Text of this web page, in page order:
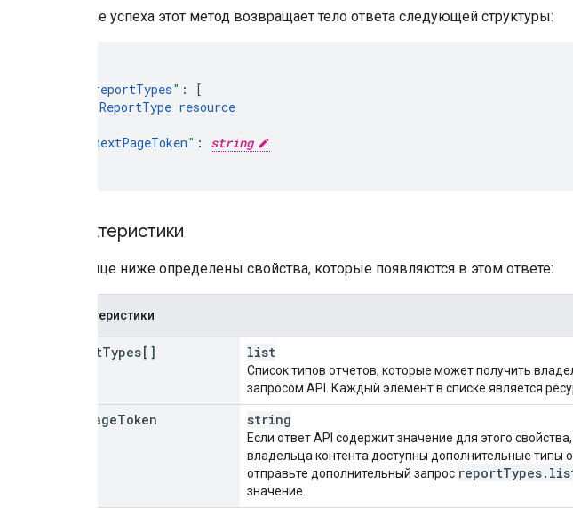
В случае успеха этот метод возвращает тело ответа следующей структуры:
reportTypes" :
[
ReportType resource
nextPageToken" :
string
Характеристики
В таблице ниже определены свойства, которые появляются в этом ответе:
Характеристики
reportTypes[] list
Список типов отчетов, которые может получить
запросом API. Каждый элемент в списке является
PageToken string
Если ответ API содержит значение для этого
владельца контента доступны дополнительные типы
отправьте дополнительный запрос reportTypes.
значение.